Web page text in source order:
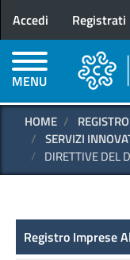
Menu profilo
Accedi Registrati
MENU
HOME
SERVIZI
DIRETTIVE DEL
Registro delle
Registro Imprese